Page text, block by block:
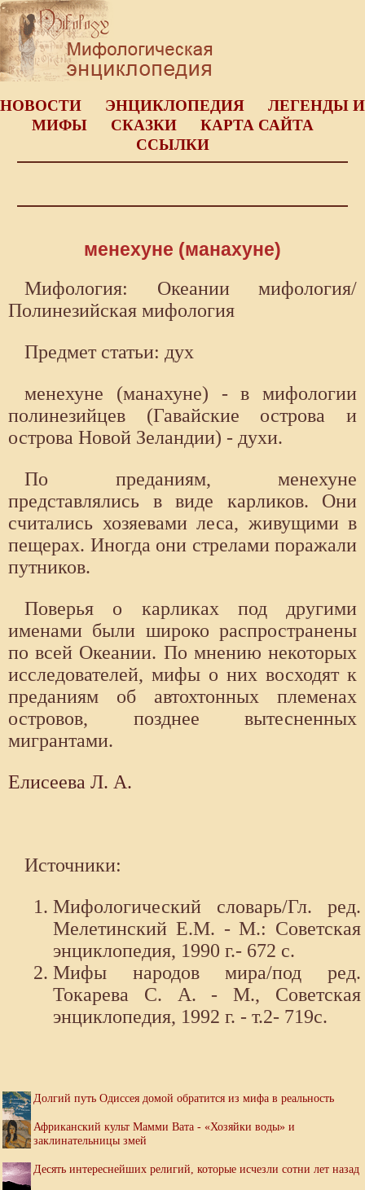
НОВОСТИ ЭНЦИКЛОПЕДИЯ
ЛЕГЕНДЫ И
МИФЫ
СКАЗКИ
КАРТА САЙТА
ССЫЛКИ
менехуне (манахуне)
Мифология: Океании мифология/
Полинезийская мифология
Предмет статьи: дух
менехуне (манахуне) - в мифологии
полинезийцев (Гавайские острова и
острова Новой Зеландии) - духи.
По преданиям, менехуне
представлялись в виде карликов. Они
считались хозяевами леса, живущими в
пещерах. Иногда они стрелами поражали
путников.
Поверья о карликах под другими
именами были широко распространены
по всей Океании. По мнению некоторых
исследователей, мифы о них восходят к
преданиям об автохтонных племенах
островов, позднее вытесненных
мигрантами.
Елисеева Л. А.
Источники:
Мифологический словарь/Гл. ред.
Мелетинский Е.М. - М.: Советская
энциклопедия, 1990 г.- 672 с.
Мифы народов мира/под ред.
Токарева С. А. - М., Советская
энциклопедия, 1992 г. - т.2- 719с.
Долгий путь Одиссея домой обратится из мифа в реальность
Африканский культ Мамми Вата - «Хозяйки воды» и
заклинательницы змей
Десять интереснейших религий, которые исчезли сотни лет назад